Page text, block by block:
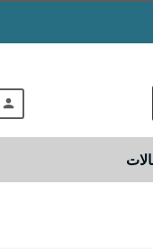
person